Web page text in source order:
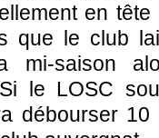
en
que le club
mi-saison
le LOSC
débourser 10